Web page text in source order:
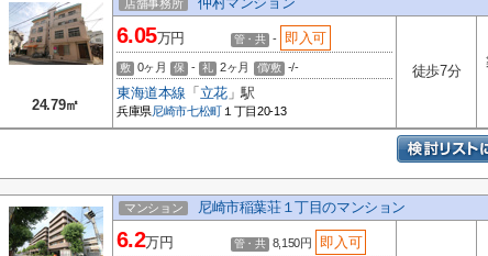
24.79㎡
店舗事務所
6.05万円 管・共 - 即入可
敷 0ヶ月 保 - 礼 2ヶ月 償/敷 -/-
東海道本線 「 立花」駅
兵庫県尼崎市七松町 １丁目20-13
徒歩7分
マンション 尼崎市稲葉荘１丁目のマンション
6.2万円 管・共 8,150円 即入可